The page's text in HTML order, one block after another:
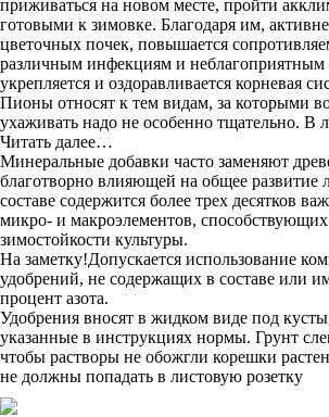
приживаться на новом месте, пройти
готовыми к зимовке. Благодаря им,
цветочных почек, повышается
различным инфекциям и
укрепляется и оздоравливается корневая
Пионы относят к тем видам, за которыми
ухаживать надо не особенно тщательно. В
Читать далее…
Минеральные добавки часто заменяют
благотворно влияющей на общее развитие
составе содержится более трех десятков
микро- и макроэлементов,
зимостойкости культуры.
На заметку!Допускается использование
удобрений, не содержащих в составе или
процент азота.
Удобрения вносят в жидком виде под
указанные в инструкциях нормы. Грунт
чтобы растворы не обожгли корешки
не должны попадать в листовую розетку